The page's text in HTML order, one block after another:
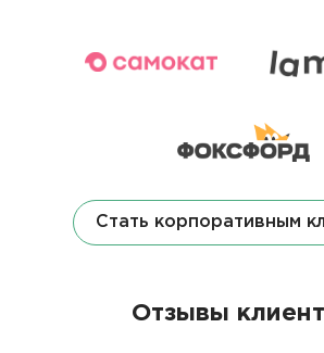
Стать корпоративным
Отзывы